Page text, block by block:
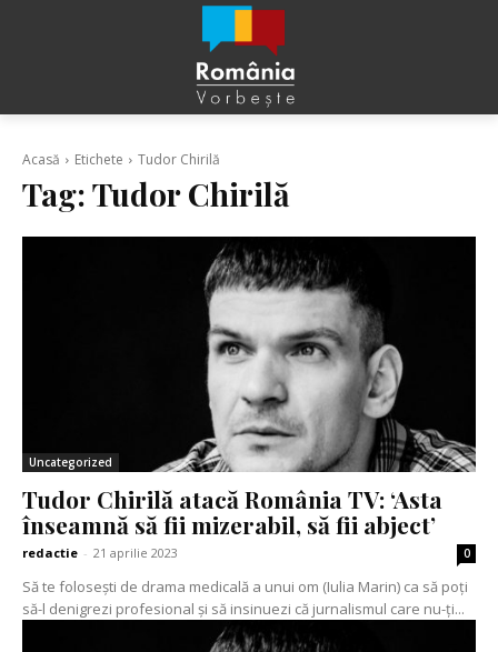
Acasă Etichete Tudor Chirilă
Tag:Tudor Chirilă
Uncategorized
Tudor Chirilă atacă România TV: ‘Asta
înseamnă să fii mizerabil, să fii abject’
redactie - 21 aprilie 2023 0
Să te folosești de drama medicală a unui om (Iulia Marin) ca să poți
să-l denigrezi profesional și să insinuezi că jurnalismul care nu-ți...